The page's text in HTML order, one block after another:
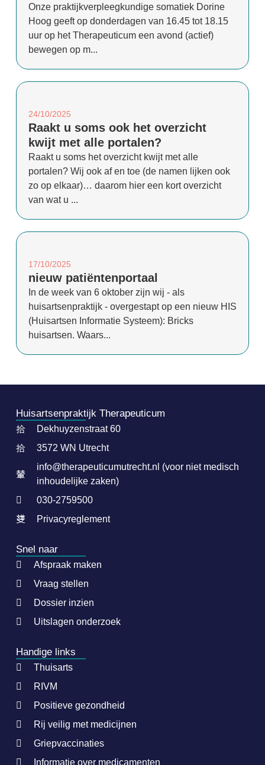
Onze praktijkverpleegkundige somatiek Dorine
Hoog geeft op donderdagen van 16.45 tot 18.15
uur op het Therapeuticum een avond (actief)
bewegen op m...
24/10/2025
Raakt u soms ook het overzicht
kwijt met alle portalen?
Raakt u soms het overzicht kwijt met alle
portalen? Wij ook af en toe (de namen lijken ook
zo op elkaar)… daarom hier een kort overzicht
van wat u ...
17/10/2025
nieuw patiëntenportaal
In de week van 6 oktober zijn wij - als
huisartsenpraktijk - overgestapt op een nieuw HIS
(Huisartsen Informatie Systeem): Bricks
huisartsen. Waars...
Huisartsenpraktijk Therapeuticum
Dekhuyzenstraat 60
3572 WN Utrecht
info@therapeuticumutrecht.nl (voor niet medisch
inhoudelijke zaken)
030-2759500
Privacyreglement
Snel naar
Afspraak maken
Vraag stellen
Dossier inzien
Uitslagen onderzoek
Handige links
Thuisarts
RIVM
Positieve gezondheid
Rij veilig met medicijnen
Griepvaccinaties
Informatie over medicamenten